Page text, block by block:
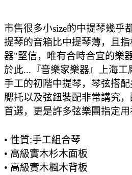
市售很多小size的中提琴幾乎
提琴的音箱比中提琴薄，且
器"堅信，唯有合時合宜的樂
於此...『音樂家樂器』上海
手工的初階中提琴，琴弦搭
腮托以及弦鈕裝配非常講究
首選，更是許多弦樂團指定
• 性質:手工組合琴
• 高級實木杉木面板
• 高級實木楓木背板